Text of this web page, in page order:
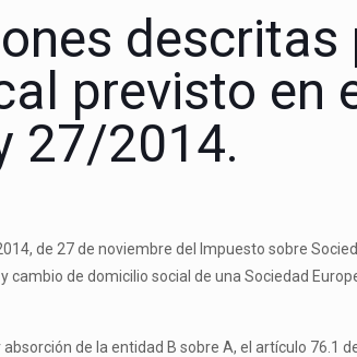
previsto en
27/2014.
de 27 de noviembre del Impuesto sobre
cambio de domicilio social de una Sociedad
de la entidad B sobre A, el artículo 76.1